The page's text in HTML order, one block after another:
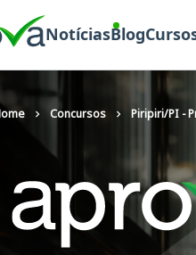
NotíciasBlog
Concursos Piripiri/PI -